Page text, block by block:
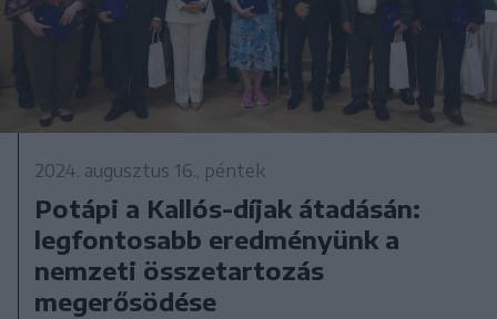
2024. augusztus 16., péntek
Potápi a Kallós-díjak átadásán:
legfontosabb eredményünk a
nemzeti összetartozás
megerősödése